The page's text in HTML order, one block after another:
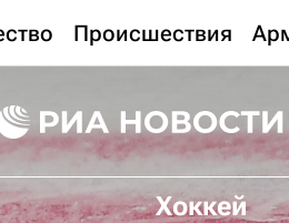
Происшествия
Хоккей